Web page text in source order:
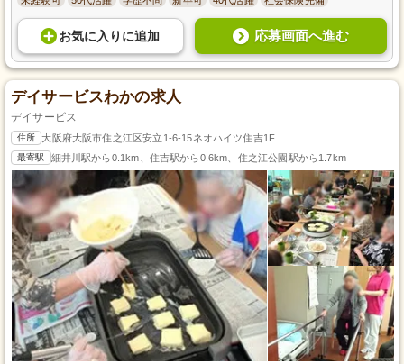
お気に入り に追加 応募画面へ進む
デイサービスわかの求人
デイサービス
住所 大阪府大阪市住之江区安立1-6-15ネオハイツ住吉1F
最寄駅 細井川駅から0.1km、住吉駅から0.6km、住之江公園駅から1.7km